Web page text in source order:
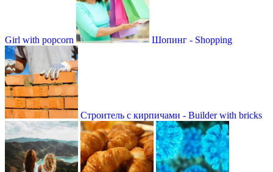
Girl with popcorn Шопинг - Shopping
Строитель с кирпичами - Builder with bricks